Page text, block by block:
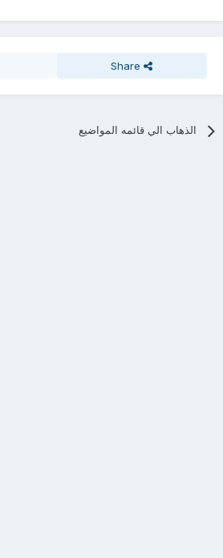
Share
الذهاب الي قائمه المواضيع